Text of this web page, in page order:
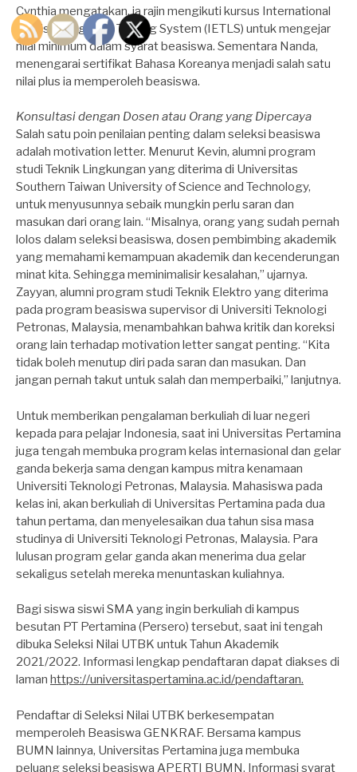
Cynthia mengatakan, ia rajin mengikuti kursus International
English Language Testing System (IETLS) untuk mengejar
nilai minimum dalam syarat beasiswa. Sementara Nanda,
menengarai sertifikat Bahasa Koreanya menjadi salah satu
nilai plus ia memperoleh beasiswa.
Konsultasi dengan Dosen atau Orang yang Dipercaya
Salah satu poin penilaian penting dalam seleksi beasiswa
adalah motivation letter. Menurut Kevin, alumni program
studi Teknik Lingkungan yang diterima di Universitas
Southern Taiwan University of Science and Technology,
untuk menyusunnya sebaik mungkin perlu saran dan
masukan dari orang lain. “Misalnya, orang yang sudah pernah
lolos dalam seleksi beasiswa, dosen pembimbing akademik
yang memahami kemampuan akademik dan kecenderungan
minat kita. Sehingga meminimalisir kesalahan,” ujarnya.
Zayyan, alumni program studi Teknik Elektro yang diterima
pada program beasiswa supervisor di Universiti Teknologi
Petronas, Malaysia, menambahkan bahwa kritik dan koreksi
orang lain terhadap motivation letter sangat penting. “Kita
tidak boleh menutup diri pada saran dan masukan. Dan
jangan pernah takut untuk salah dan memperbaiki,” lanjutnya.
Untuk memberikan pengalaman berkuliah di luar negeri
kepada para pelajar Indonesia, saat ini Universitas Pertamina
juga tengah membuka program kelas internasional dan gelar
ganda bekerja sama dengan kampus mitra kenamaan
Universiti Teknologi Petronas, Malaysia. Mahasiswa pada
kelas ini, akan berkuliah di Universitas Pertamina pada dua
tahun pertama, dan menyelesaikan dua tahun sisa masa
studinya di Universiti Teknologi Petronas, Malaysia. Para
lulusan program gelar ganda akan menerima dua gelar
sekaligus setelah mereka menuntaskan kuliahnya.
Bagi siswa siswi SMA yang ingin berkuliah di kampus
besutan PT Pertamina (Persero) tersebut, saat ini tengah
dibuka Seleksi Nilai UTBK untuk Tahun Akademik
2021/2022. Informasi lengkap pendaftaran dapat diakses di
laman https://universitaspertamina.ac.id/pendaftaran.
Pendaftar di Seleksi Nilai UTBK berkesempatan
memperoleh Beasiswa GENKRAF. Bersama kampus
BUMN lainnya, Universitas Pertamina juga membuka
peluang seleksi beasiswa APERTI BUMN. Informasi syarat